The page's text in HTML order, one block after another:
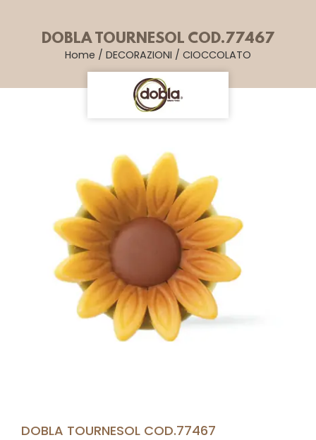
DOBLA TOURNESOL COD.77467
Home / DECORAZIONI / CIOCCOLATO
DOBLA TOURNESOL COD.77467